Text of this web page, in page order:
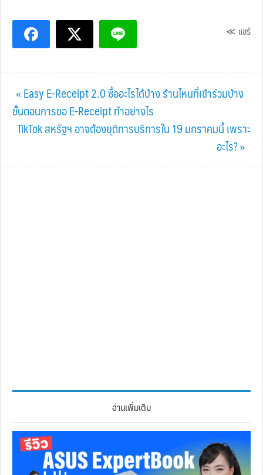
≪ แชร์
Previous
Post:
« Easy E-Receipt 2.0 ซื้ออะไรได้บ้าง ร้านไหนที่เข้าร่วมบ้าง
ขั้นตอนการขอ E-Receipt ทำอย่างไร
Next
TikTok สหรัฐฯ อาจต้องยุติการบริการใน 19 มกราคมนี้ เพราะ
อะไร? »
อ่านเพิ่มเติม